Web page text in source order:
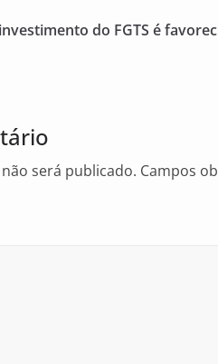
do FGTS é
será publicado. Campos